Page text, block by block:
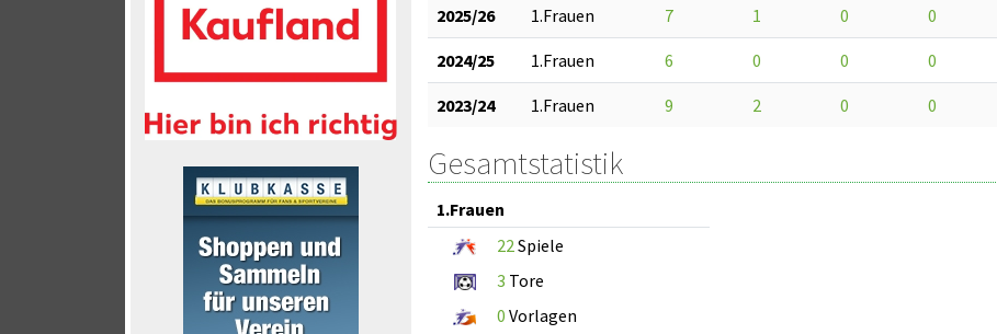
2025/26 1.Frauen 7 1 0 0
2024/25 1.Frauen 6 0 0 0
2023/24 1.Frauen 9 2 0 0
Gesamtstatistik
1.Frauen
22 Spiele
3 Tore
0 Vorlagen